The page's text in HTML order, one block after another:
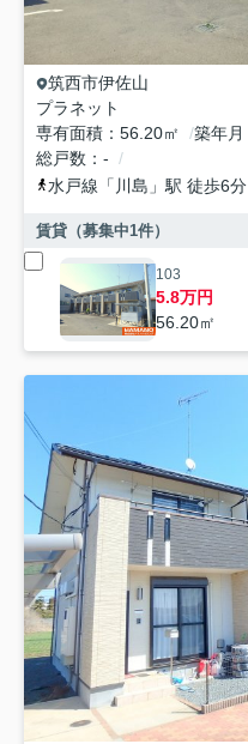
筑西市伊佐山
プラネット
専有面積
56.20㎡ 築年月
総戸数
-
水戸線 「 川島 」駅 徒歩6分
賃貸（募集中1件）
103
5.8万円
56.20㎡